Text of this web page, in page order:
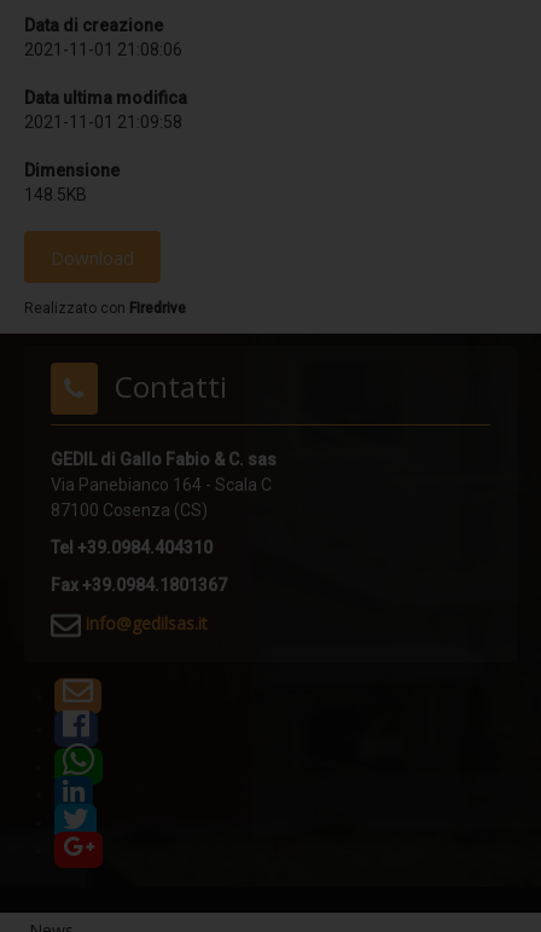
Sistemi anticaduta - Linee Vita
Linea vita F-STOP CAT
Linea vita H-STOP HI
Linea vita V-STOP
R-STOP BINARIO
Dispositivi TIPO A
POLE
POLE HI
TURN POLE
TURN POLE HI
SHORT POLE
PIN
UNDER FIX
UNDER FLEX
PLATE X
PLATE X PLUS
Data di creazione
2021-11-01 21:08:06
Data ultima modifica
2021-11-01 21:09:58
Dimensione
148.5KB
Download
Realizzato con Firedrive
Contatti
GEDIL di Gallo Fabio & C. sas
Via Panebianco 164 - Scala C
87100 Cosenza (CS)
Tel +39.0984.404310
Fax +39.0984.1801367
info@gedilsas.it